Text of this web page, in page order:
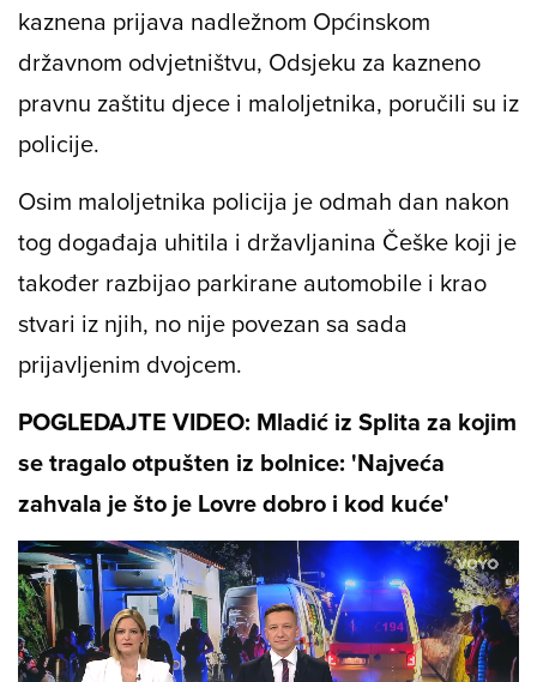
kaznena prijava nadležnom Općinskom
državnom odvjetništvu, Odsjeku za kazneno
pravnu zaštitu djece i maloljetnika, poručili su iz
policije.
Osim maloljetnika policija je odmah dan nakon
tog događaja uhitila i državljanina Češke koji je
također razbijao parkirane automobile i krao
stvari iz njih, no nije povezan sa sada
prijavljenim dvojcem.
POGLEDAJTE VIDEO: Mladić iz Splita za kojim
se tragalo otpušten iz bolnice: 'Najveća
zahvala je što je Lovre dobro i kod kuće'